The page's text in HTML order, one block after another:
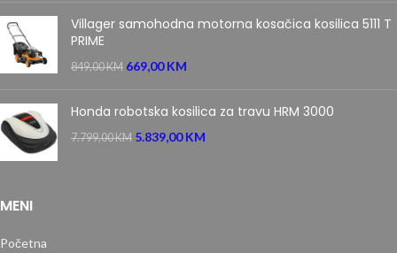
Villager samohodna motorna kosačica kosilica 5111 T
PRIME
849,00KM 669,00KM
Honda robotska kosilica za travu HRM 3000
7.799,00KM 5.839,00KM
MENI
Početna